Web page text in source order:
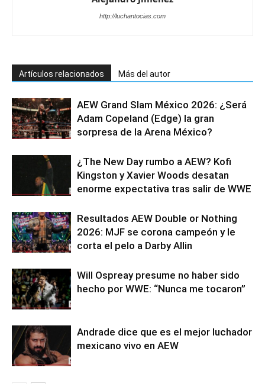
http://luchantocias.com
Artículos relacionados Más del autor
AEW Grand Slam México 2026: ¿Será
Adam Copeland (Edge) la gran
sorpresa de la Arena México?
¿The New Day rumbo a AEW? Kofi
Kingston y Xavier Woods desatan
enorme expectativa tras salir de WWE
Resultados AEW Double or Nothing
2026: MJF se corona campeón y le
corta el pelo a Darby Allin
Will Ospreay presume no haber sido
hecho por WWE: “Nunca me tocaron”
Andrade dice que es el mejor luchador
mexicano vivo en AEW